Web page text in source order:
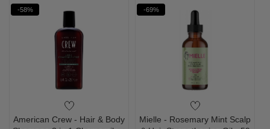
-58%
American Crew - Hair & Body
-69%
Mielle - Rosemary Mint Scalp